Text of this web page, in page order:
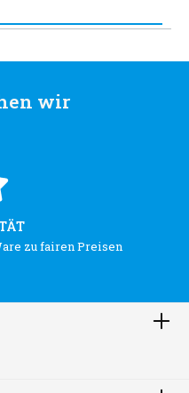
wir
zu fairen Preisen